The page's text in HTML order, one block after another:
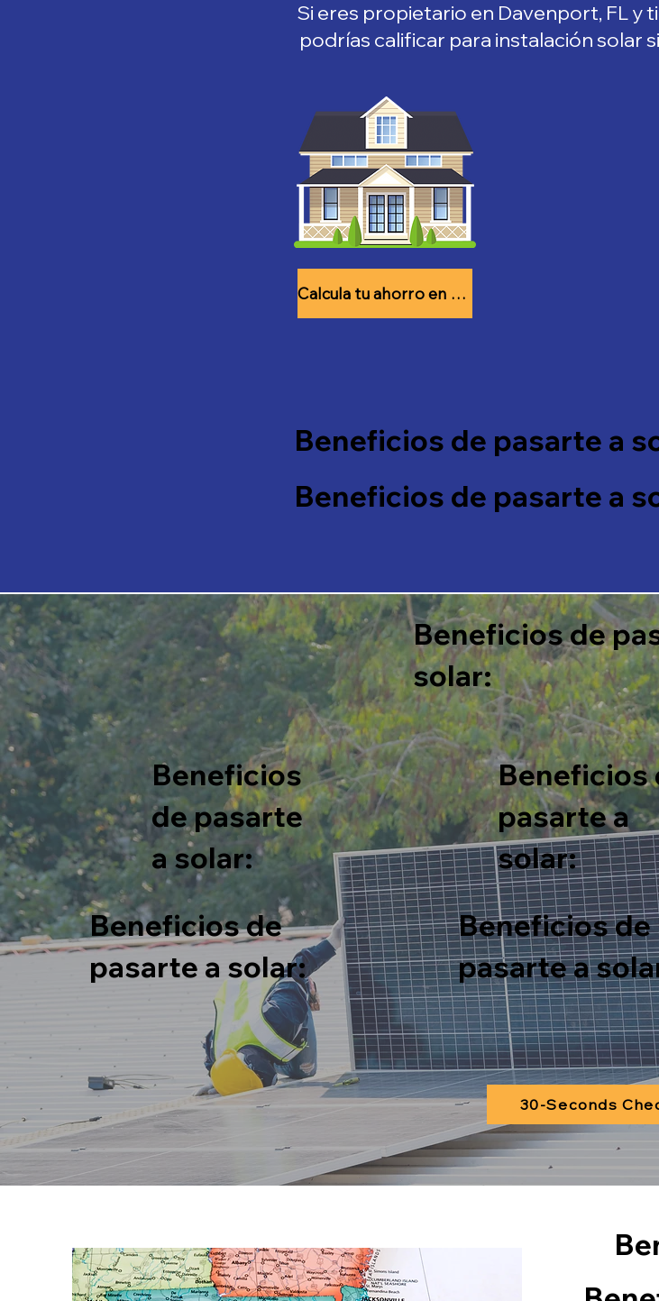
Si eres propietario en Davenport, FL y
podrías calificar para instalación solar
Calcula tu ahorro en 30 seg
Beneficios de pasarte a
Beneficios de pasarte a
Beneficios de
solar:
Beneficios
de pasarte
a solar:
Beneficios de
pasarte a solar:
Beneficios
pasarte a
solar:
Beneficios de
pasarte a
30-Seconds